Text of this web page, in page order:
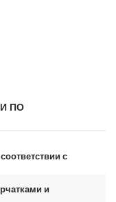
ПО
с
и